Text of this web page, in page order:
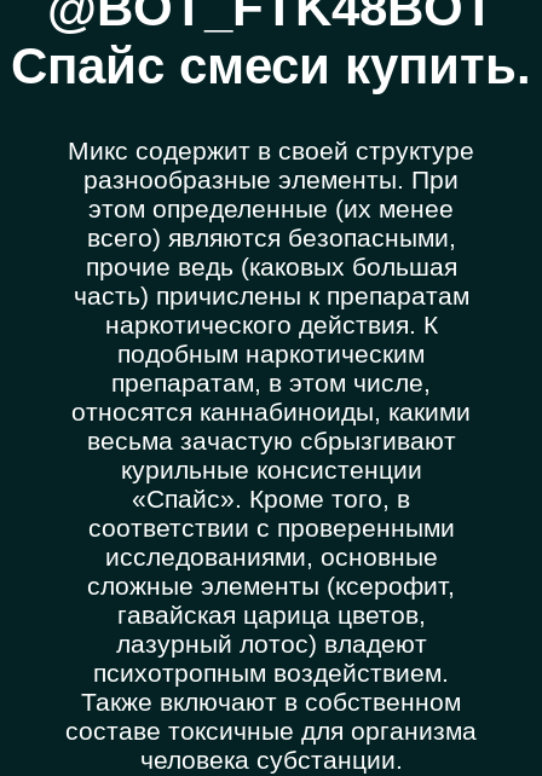
Спайс смеси купить.
Микс содержит в своей структуре
разнообразные элементы. При
этом определенные (их менее
всего) являются безопасными,
прочие ведь (каковых большая
часть) причислены к препаратам
наркотического действия. К
подобным наркотическим
препаратам, в этом числе,
относятся каннабиноиды, какими
весьма зачастую сбрызгивают
курильные консистенции
«Спайс». Кроме того, в
соответствии с проверенными
исследованиями, основные
сложные элементы (ксерофит,
гавайская царица цветов,
лазурный лотос) владеют
психотропным воздействием.
Также включают в собственном
составе токсичные для организма
человека субстанции.